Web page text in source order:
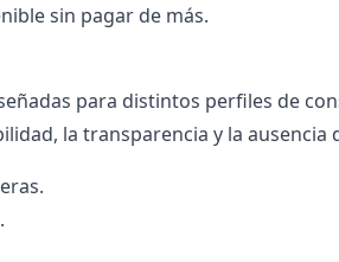
sin pagar de más.
para distintos perfiles de
la transparencia y la ausencia